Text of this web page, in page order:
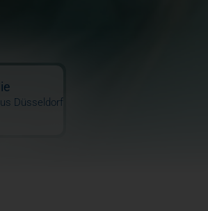
Düsseldorf